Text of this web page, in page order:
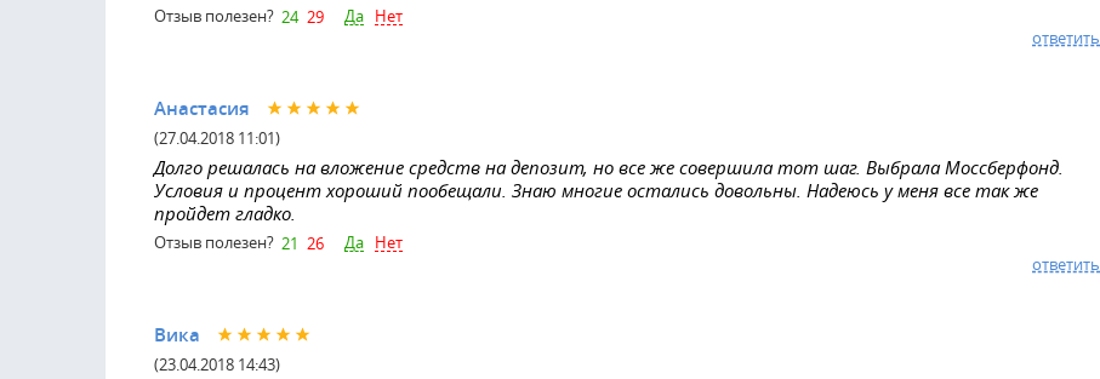
Отзыв полезен? 24 29 Да Нет
ответить
Анастасия
(27.04.2018 11:01)
Долго решалась на вложение средств на депозит, но все же совершила тот шаг. Выбрала Моссберфонд.
Условия и процент хороший пообещали. Знаю многие остались довольны. Надеюсь у меня все так же
пройдет гладко.
Отзыв полезен? 21 26 Да Нет
ответить
Вика
(23.04.2018 14:43)